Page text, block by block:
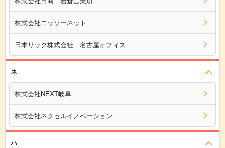
株式会社ニッソーネット
日本リック株式会社 名古屋オフィス
ネ
株式会社NEXT岐阜
株式会社ネクセルイノベーション
ハ